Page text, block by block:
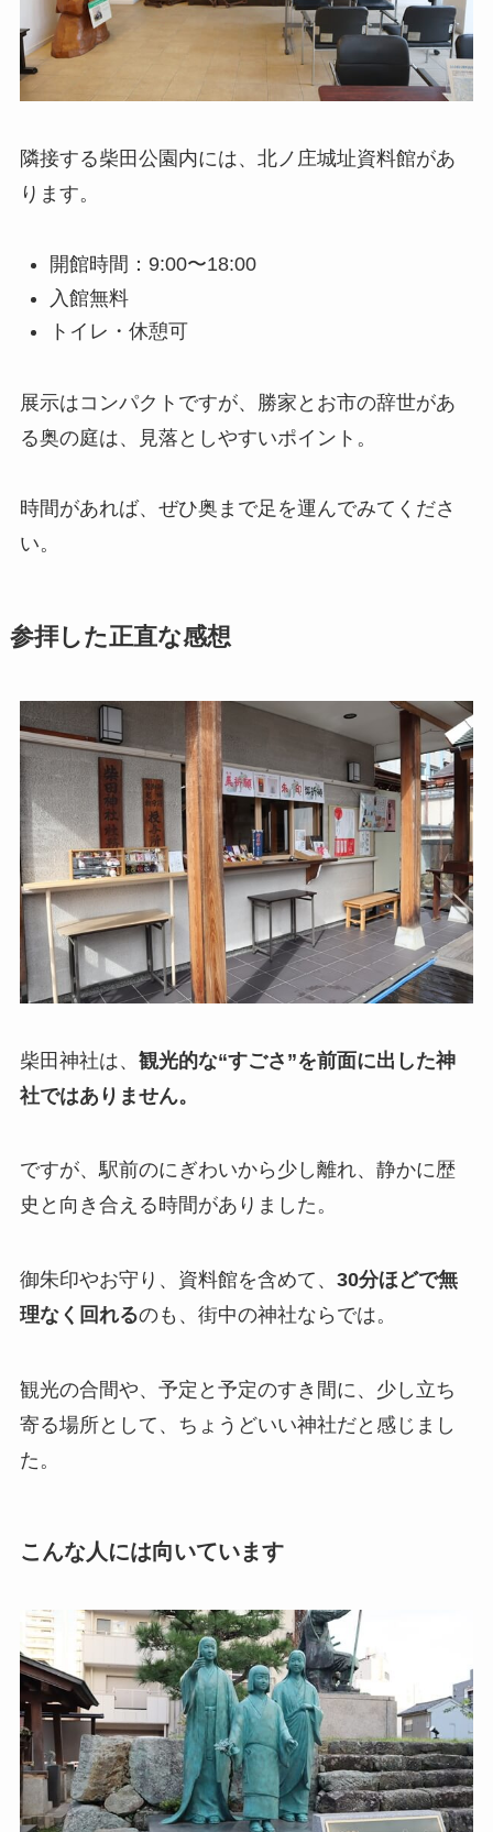
隣接する柴田公園内には、北ノ庄城址資料館があ
ります。
開館時間：9:00〜18:00
入館無料
トイレ・休憩可
展示はコンパクトですが、勝家とお市の辞世があ
る奥の庭は、見落としやすいポイント。
時間があれば、ぜひ奥まで足を運んでみてくださ
い。
参拝した正直な感想
柴田神社は、 観光的な“すごさ”を前面に出した神
社ではありません。
ですが、駅前のにぎわいから少し離れ、静かに歴
史と向き合える時間がありました。
御朱印やお守り、資料館を含めて、 30分ほどで無
理なく回れるのも、街中の神社ならでは。
観光の合間や、予定と予定のすき間に、少し立ち
寄る場所として、ちょうどいい神社だと感じまし
た。
こんな人には向いています